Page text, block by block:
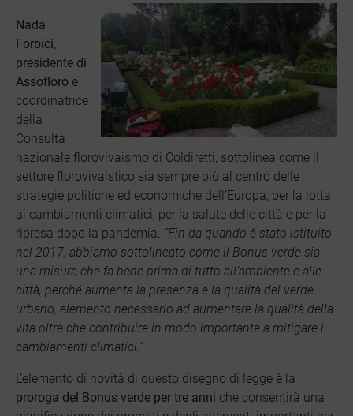
Nada
Forbici,
presidente di
Assofloro e
coordinatrice
della
Consulta
nazionale florovivaismo di Coldiretti, sottolinea come il
settore florovivaistico sia sempre più al centro delle
strategie politiche ed economiche dell’Europa, per la lotta
ai cambiamenti climatici, per la salute delle città e per la
ripresa dopo la pandemia. “Fin da quando è stato istituito
nel 2017, abbiamo sottolineato come il Bonus verde sia
una misura che fa bene prima di tutto all’ambiente e alle
città, perché aumenta la presenza e la qualità del verde
urbano, elemento necessario ad aumentare la qualità della
vita oltre che contribuire in modo importante a mitigare i
cambiamenti climatici.”
L’elemento di novità di questo disegno di legge è la
proroga del Bonus verde per tre anni che consentirà una